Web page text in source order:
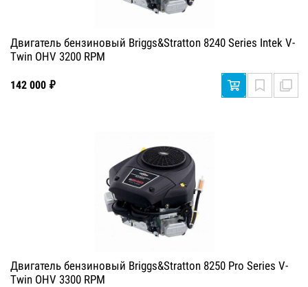
Двигатель бензиновый Briggs&Stratton 8240 Series Intek V-
Twin OHV 3200 RPM
142 000 ₽
Двигатель бензиновый Briggs&Stratton 8250 Pro Series V-
Twin OHV 3300 RPM